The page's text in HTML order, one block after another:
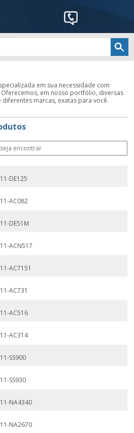
em sua necessidade com
em nosso portfólio, diversas
diferentes marcas, exatas para você.
DE125
AC082
DE51M
ACN517
AC7151
AC731
AC516
AC314
SS900
SS930
NA4340
NA2670